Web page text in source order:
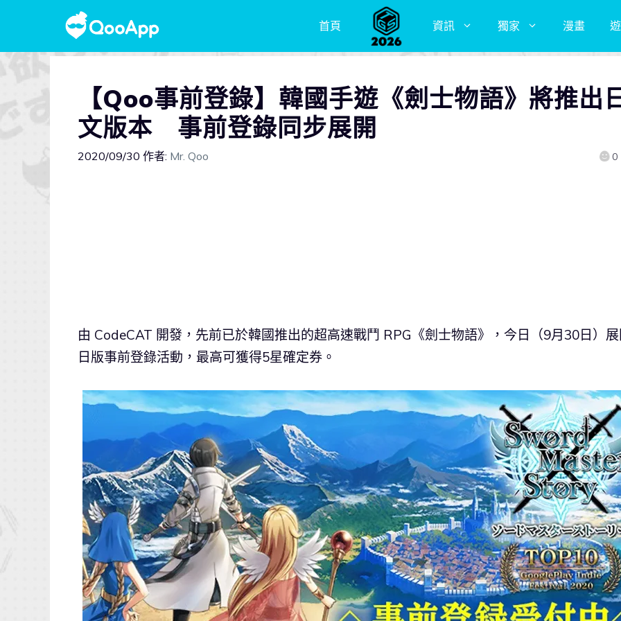
首頁 資訊 獨家 漫畫
【Qoo事前登錄】韓國手遊《劍士物語》將推出
文版本 事前登錄同步展開
2020/09/30 作者: Mr. Qoo 0
由 CodeCAT 開發，先前已於韓國推出的超高速戰鬥 RPG《劍士物語》，今日（9月30日）
日版事前登錄活動，最高可獲得5星確定券。